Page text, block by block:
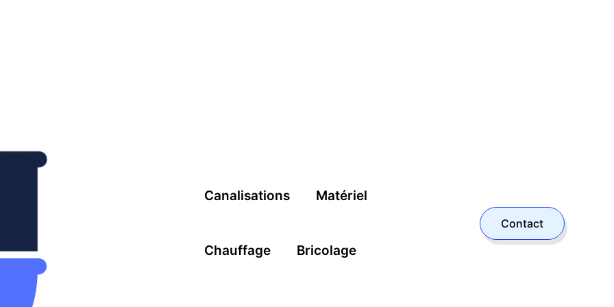
Canalisations Matériel
Chauffage Bricolage
Contact